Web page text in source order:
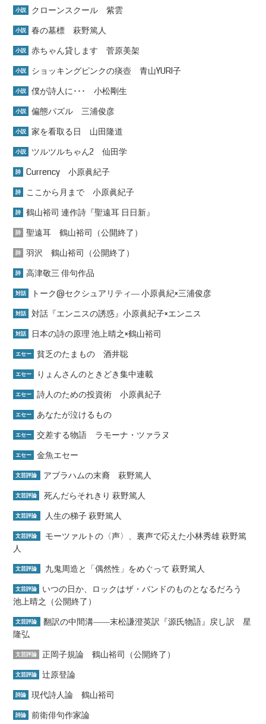
小説 クローンスクール 紫雲
小説 春の墓標 萩野篤人
小説 赤ちゃん貸します 菅原美架
小説 ショッキングピンクの痰壺 青山YURI子
小説 僕が詩人に･･･ 小松剛生
小説 偏態パズル 三浦俊彦
小説 家を看取る日 山田隆道
小説 ツルツルちゃん2 仙田学
詩 Currency 小原眞紀子
詩 ここから月まで 小原眞紀子
詩 鶴山裕司 連作詩『聖遠耳 日日新』
詩 聖遠耳 鶴山裕司（公開終了）
詩 羽沢 鶴山裕司（公開終了）
詩 高津敬三 俳句作品
対話 トーク@セクシュアリティ― 小原眞紀×三浦俊彦
対話 対話『エンニスの誘惑』小原眞紀子×エンニス
対話 日本の詩の原理 池上晴之×鶴山裕司
エセー 貧乏のたまもの 酒井聡
エセー りょんさんのときどき集中連載
エセー 詩人のための投資術 小原眞紀子
エセー あなたが泣けるもの
エセー 交差する物語 ラモーナ・ツァラヌ
エセー 金魚エセー
文芸評論 アブラハムの末裔 萩野篤人
文芸評論 死んだらそれきり 萩野篤人
文芸評論 人生の梯子 萩野篤人
文芸評論
モーツァルトの〈声〉、裏声で応えた小林秀雄 萩野篤
人
文芸評論 九鬼周造と「偶然性」をめぐって 萩野篤人
文芸評論
いつの日か、ロックはザ・バンドのものとなるだろう
池上晴之（公開終了）
文芸評論
翻訳の中間溝――末松謙澄英訳『源氏物語』戻し訳 星
隆弘
文芸評論 正岡子規論 鶴山裕司（公開終了）
文芸評論 辻原登論
詩論 現代詩人論 鶴山裕司
詩論 前衛俳句作家論